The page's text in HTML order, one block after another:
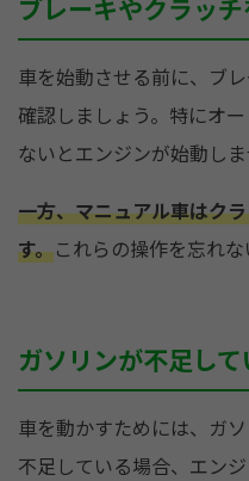
ブレーキやクラッ
車を始動させる前に、ブ
確認しましょう。特にオ
ないとエンジンが始動しま
一方、マニュアル車はク
す。これらの操作を忘れ
ガソリンが不足し
車を動かすためには、ガ
不足している場合、エン